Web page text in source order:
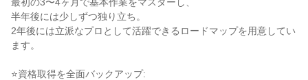
半年後には少しずつ独り立ち。
2年後には立派なプロとして活躍できるロードマップを用意してい
ます。
⭐資格取得を全面バックアップ: